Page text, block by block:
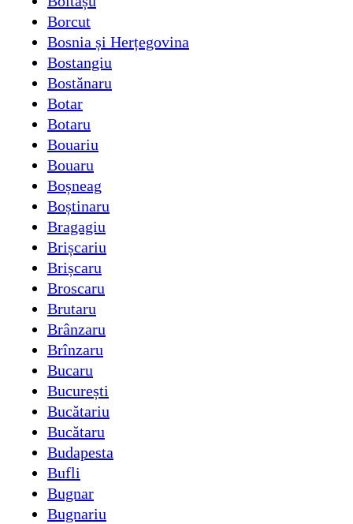
Borcut
Bosnia și Herțegovina
Bostangiu
Bostănaru
Botar
Botaru
Bouariu
Bouaru
Boșneag
Boștinaru
Bragagiu
Brișcariu
Brișcaru
Broscaru
Brutaru
Brânzaru
Brînzaru
Bucaru
București
Bucătariu
Bucătaru
Budapesta
Bufli
Bugnar
Bugnariu